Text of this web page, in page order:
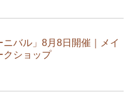
バル」8月8日開催｜メイ
クショップ